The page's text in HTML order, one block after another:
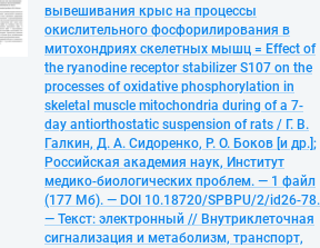
вывешивания крыс на процессы
окислительного фосфорилирования в
митохондриях скелетных мышц = Effect of
the ryanodine receptor stabilizer S107 on the
processes of oxidative phosphorylation in
skeletal muscle mitochondria during of a 7-
day antiorthostatic suspension of rats / Г. В.
Галкин, Д. А. Сидоренко, Р. О. Боков [и др.];
Российская академия наук, Институт
медико-биологических проблем. — 1 файл
(177 Мб). — DOI 10.18720/SPBPU/2/id26-78.
— Текст: электронный // Внутриклеточная
сигнализация и метаболизм, транспорт,